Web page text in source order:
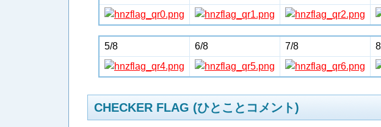
5/8 6/8 7/8
CHECKER FLAG (ひとことコメント)